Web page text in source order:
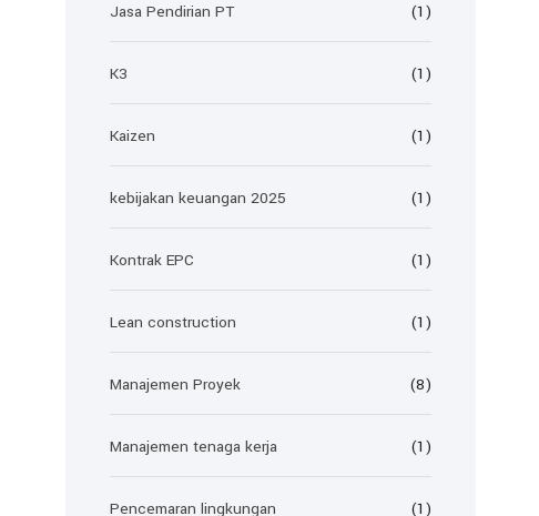
Jasa Pendirian PT (1)
K3 (1)
Kaizen (1)
kebijakan keuangan 2025 (1)
Kontrak EPC (1)
Lean construction (1)
Manajemen Proyek (8)
Manajemen tenaga kerja (1)
Pencemaran lingkungan (1)